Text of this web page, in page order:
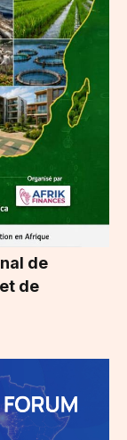
de
de